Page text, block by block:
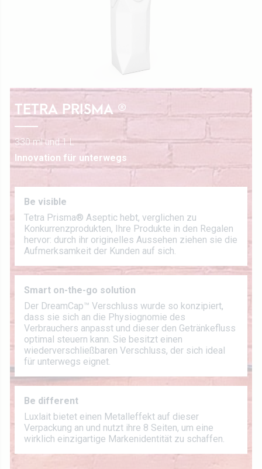
TETRA PRISMA ®
330 ml und 1 L
Innovation für unterwegs
Be visible
Tetra Prisma® Aseptic hebt, verglichen zu
Konkurrenzprodukten, Ihre Produkte in den Regalen
hervor: durch ihr originelles Aussehen ziehen sie die
Aufmerksamkeit der Kunden auf sich.
Smart on-the-go solution
Der DreamCap™ Verschluss wurde so konzipiert,
dass sie sich an die Physiognomie des
Verbrauchers anpasst und dieser den Getränkefluss
optimal steuern kann. Sie besitzt einen
wiederverschließbaren Verschluss, der sich ideal
für unterwegs eignet.
Be different
Luxlait bietet einen Metalleffekt auf dieser
Verpackung an und nutzt ihre 8 Seiten, um eine
wirklich einzigartige Markenidentität zu schaffen.